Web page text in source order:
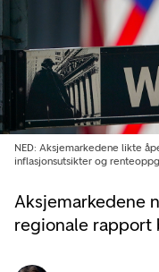
Aksjemarkedene
regionale rapport
NED: Aksjemarkedene likte
inflasjonsutsikter og